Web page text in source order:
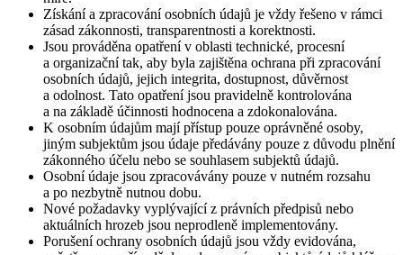
Získání a zpracování osobních údajů je vždy řešeno v rámci
zásad zákonnosti, transparentnosti a korektnosti.
Jsou prováděna opatření v oblasti technické, procesní
a organizační tak, aby byla zajištěna ochrana při zpracování
osobních údajů, jejich integrita, dostupnost, důvěrnost
a odolnost. Tato opatření jsou pravidelně kontrolována
a na základě účinnosti hodnocena a zdokonalována.
K osobním údajům mají přístup pouze oprávněné osoby,
jiným subjektům jsou údaje předávány pouze z důvodu plnění
zákonného účelu nebo se souhlasem subjektů údajů.
Osobní údaje jsou zpracovávány pouze v nutném rozsahu
a po nezbytně nutnou dobu.
Nové požadavky vyplývající z právních předpisů nebo
aktuálních hrozeb jsou neprodleně implementovány.
Porušení ochrany osobních údajů jsou vždy evidována,